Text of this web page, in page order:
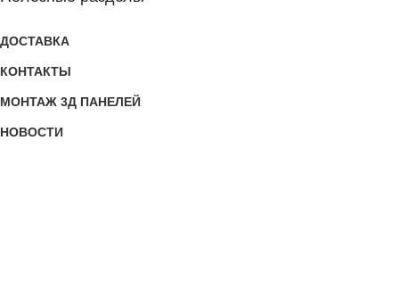
ДОСТАВКА
КОНТАКТЫ
МОНТАЖ 3Д ПАНЕЛЕЙ
НОВОСТИ